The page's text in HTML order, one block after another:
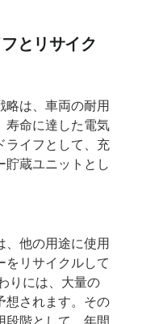
とリサイク
略は、車両の耐用
寿命に達した電気
ライフとして、充
貯蔵ユニットとし
、他の用途に使用
をリサイクルして
りには、大量の
想されます。その
段階として、年間